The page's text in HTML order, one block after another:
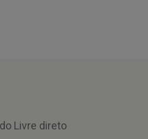
Livre direto